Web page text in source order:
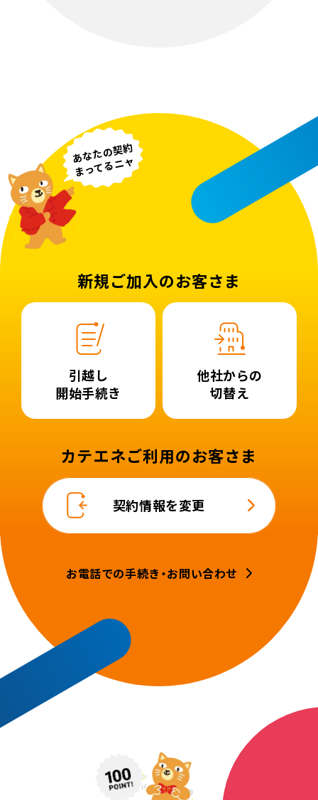
あなたの契約
まってるニャ
新規ご加入のお客さま
引越し
開始手続き
他社からの
切替え
カテエネご利用のお客さま
契約情報を変更
お電話での手続き・お問い合わせ